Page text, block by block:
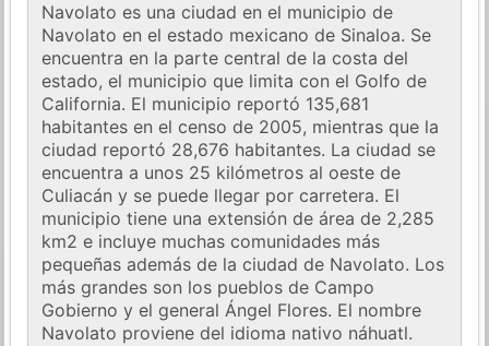
Navolato es una ciudad en el municipio de
Navolato en el estado mexicano de Sinaloa. Se
encuentra en la parte central de la costa del
estado, el municipio que limita con el Golfo de
California. El municipio reportó 135,681
habitantes en el censo de 2005, mientras que la
ciudad reportó 28,676 habitantes. La ciudad se
encuentra a unos 25 kilómetros al oeste de
Culiacán y se puede llegar por carretera. El
municipio tiene una extensión de área de 2,285
km2 e incluye muchas comunidades más
pequeñas además de la ciudad de Navolato. Los
más grandes son los pueblos de Campo
Gobierno y el general Ángel Flores. El nombre
Navolato proviene del idioma nativo náhuatl.